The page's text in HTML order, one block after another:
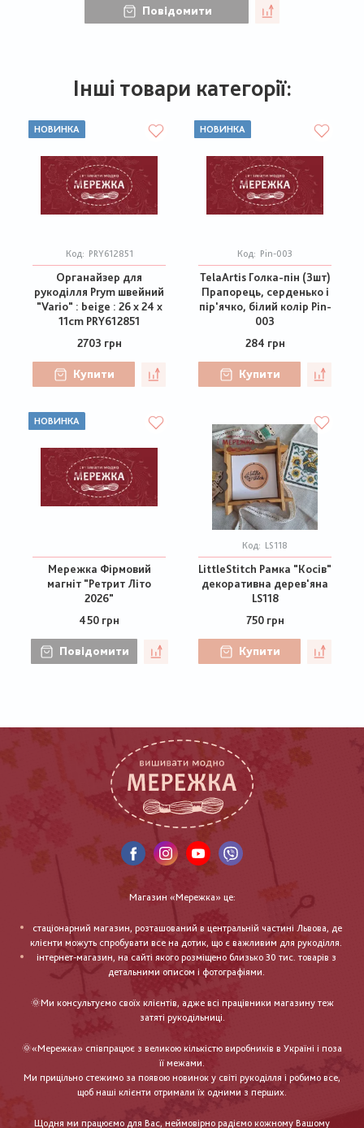
Повідомити
Інші товари категорії:
НОВИНКА
Код: PRY612851
Органайзер для
рукоділля Prym швейний
"Vario" : beige : 26 x 24 x
11cm PRY612851
2703 грн
Купити
НОВИНКА
Код: Pin-003
TelaArtis Голка-пін (3шт)
Прапорець, серденько і
пір'ячко, білий колір Pin-
003
284 грн
Купити
НОВИНКА
Мережка Фірмовий
магніт "Ретрит Літо
2026"
450 грн
Повідомити
Код: LS118
LittleStitch Рамка "Косів"
декоративна дерев'яна
LS118
750 грн
Купити
Магазин «Мережка» це:
стаціонарний магазин, розташований в центральній частині Львова, де
клієнти можуть спробувати все на дотик, що є важливим для рукоділля.
інтернет-магазин, на сайті якого розміщено близько 30 тис. товарів з
детальними описом і фотографіями.
🌞Ми консультуємо своїх клієнтів, адже всі працівники магазину теж
затяті рукодільниці.
🌞«Мережка» співпрацює з великою кількістю виробників в Україні і поза
її межами.
Ми прицільно стежимо за появою новинок у світі рукоділля і робимо все,
щоб наші клієнти отримали їх одними з перших.
Щодня ми працюємо для Вас, неймовірно радіємо кожному Вашому